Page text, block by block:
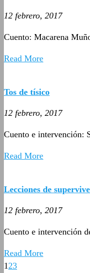
12 febrero, 2017
Cuento: Macarena
Read More
Tos de tísico
12 febrero, 2017
Cuento e intervención:
Read More
Lecciones de
12 febrero, 2017
Cuento e intervención
Read More
1 23